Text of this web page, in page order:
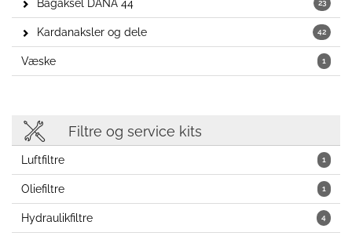
23
Bagaksel DANA 44
42
Kardanaksler og dele
1
Væske
Filtre og service kits
1
Luftfiltre
1
Oliefiltre
4
Hydraulikfiltre